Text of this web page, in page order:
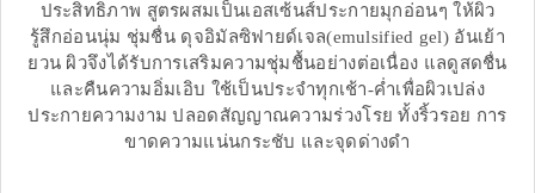
ประสิทธิภาพ สูตรผสมเป็นเอสเซ้นส์ประกายมุกอ่อนๆ ให้ผิว
รู้สึกอ่อนนุ่ม ชุ่มชื่น ดุจอิมัลซิฟายด์เจล(emulsified gel) อันเย้า
ยวน ผิวจึงได้รับการเสริมความชุ่มชื้นอย่างต่อเนื่อง แลดูสดชื่น
และคืนความอิ่มเอิบ ใช้เป็นประจำทุกเช้า-ค่ำเพื่อผิวเปล่ง
ประกายความงาม ปลอดสัญญาณความร่วงโรย ทั้งริ้วรอย การ
ขาดความแน่นกระชับ และจุดด่างดำ